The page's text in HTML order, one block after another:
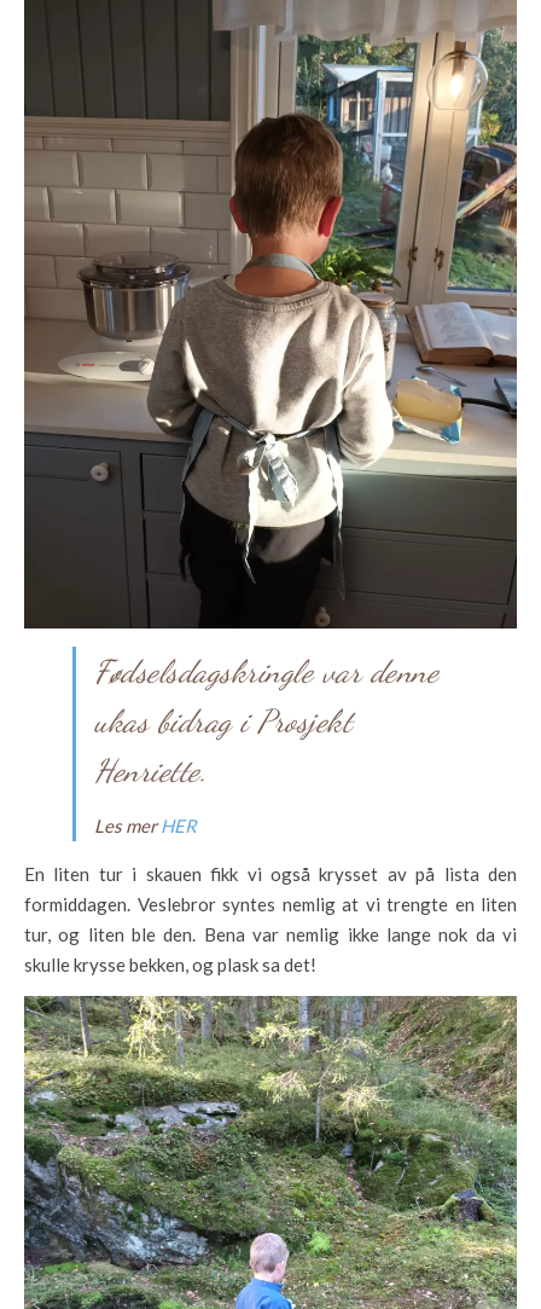
Fødselsdagskringle var denne
ukas bidrag i Prosjekt
Henriette.
Les merHER
En liten tur i skauen fikk vi også krysset av på lista den
formiddagen. Veslebror syntes nemlig at vi trengte en liten
tur, og liten ble den. Bena var nemlig ikke lange nok da vi
skulle krysse bekken, og plask sa det!